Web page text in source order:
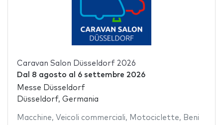
Caravan Salon Düsseldorf 2026
Dal 8 agosto al 6 settembre 2026
Messe Düsseldorf
Düsseldorf, Germania
Macchine, Veicoli commerciali, Motociclette, Beni